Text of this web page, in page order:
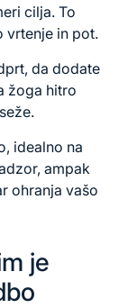
cilja. To
vrtenje in pot.
da dodate
žoga hitro
idealno na
ampak
ohranja vašo
je